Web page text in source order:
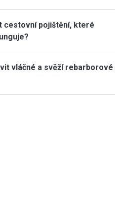
cestovní pojištění, které
vláčné a svěží rebarborové